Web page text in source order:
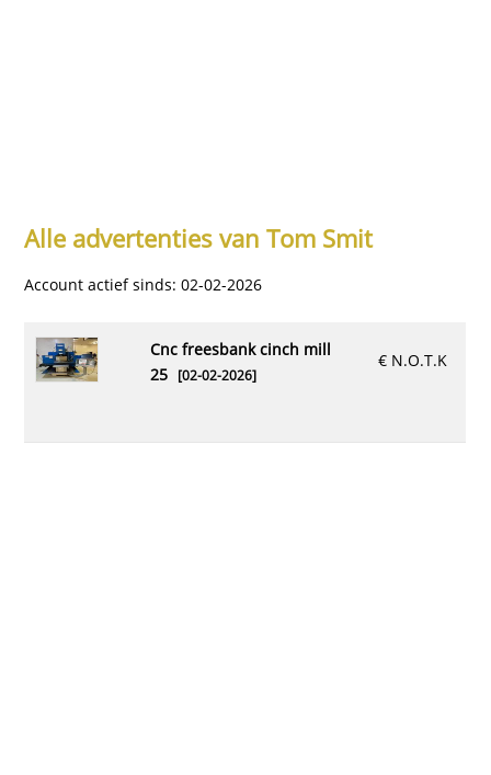
Alle advertenties van Tom Smit
Account actief sinds: 02-02-2026
€ N.O.T.K
cnc freesbank cinch mill
25[02-02-2026]